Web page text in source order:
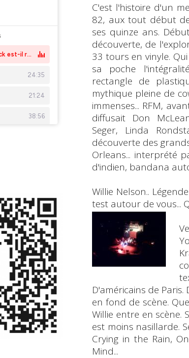
C'est l'histoire d'un
82, aux tout début
ses quinze ans.
découverte, de
33 tours en vinyle.
sa poche
rectangle de
mythique pleine de
immenses... RFM,
diffusait Don
Seger, Linda
découverte des
Orleans... interprété
d'indien, bandana
Willie Nelson..
test autour de vous...
D'américains de
en fond de scène.
Willie entre en scène.
est moins nasillarde.
Crying in the Rain,
Mind...